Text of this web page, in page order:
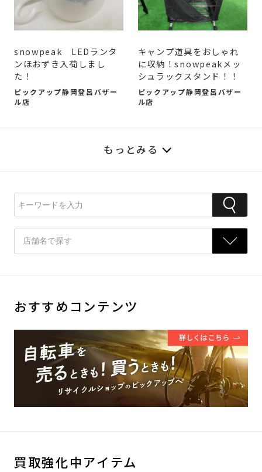
snowpeak LEDランタ
ンほおずき入荷しまし
た！
ピックアップ静岡登呂バザー
ル店
キャンプ道具をおしゃれ
に収納！snowpeakメッ
シュラックスタンド！！
ピックアップ静岡登呂バザー
ル店
もっとみる
おすすめコンテンツ
買取強化中アイテム